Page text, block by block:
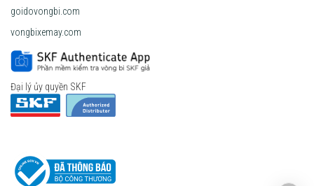
goidovongbi.com
vongbixemay.com
Đại lý ủy quyền SKF